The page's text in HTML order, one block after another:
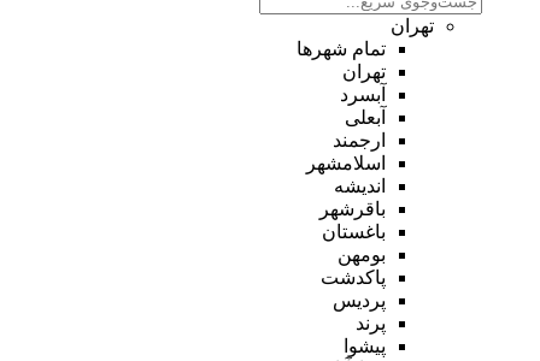
تهران
تمام شهر‌ها
تهران
آبسرد
آبعلی
ارجمند
اسلامشهر
اندیشه
باقرشهر
باغستان
بومهن
پاکدشت
پردیس
پرند
پیشوا